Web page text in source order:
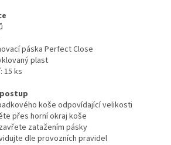
páska Perfect Close
plast
15 ks
koše odpovídající velikosti
přes horní okraj koše
zatažením pásky
dle provozních pravidel